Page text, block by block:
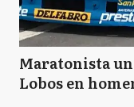
Maratonista
Lobos en